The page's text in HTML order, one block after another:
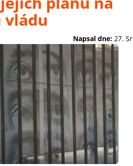
vládu
Napsal dne: 27.